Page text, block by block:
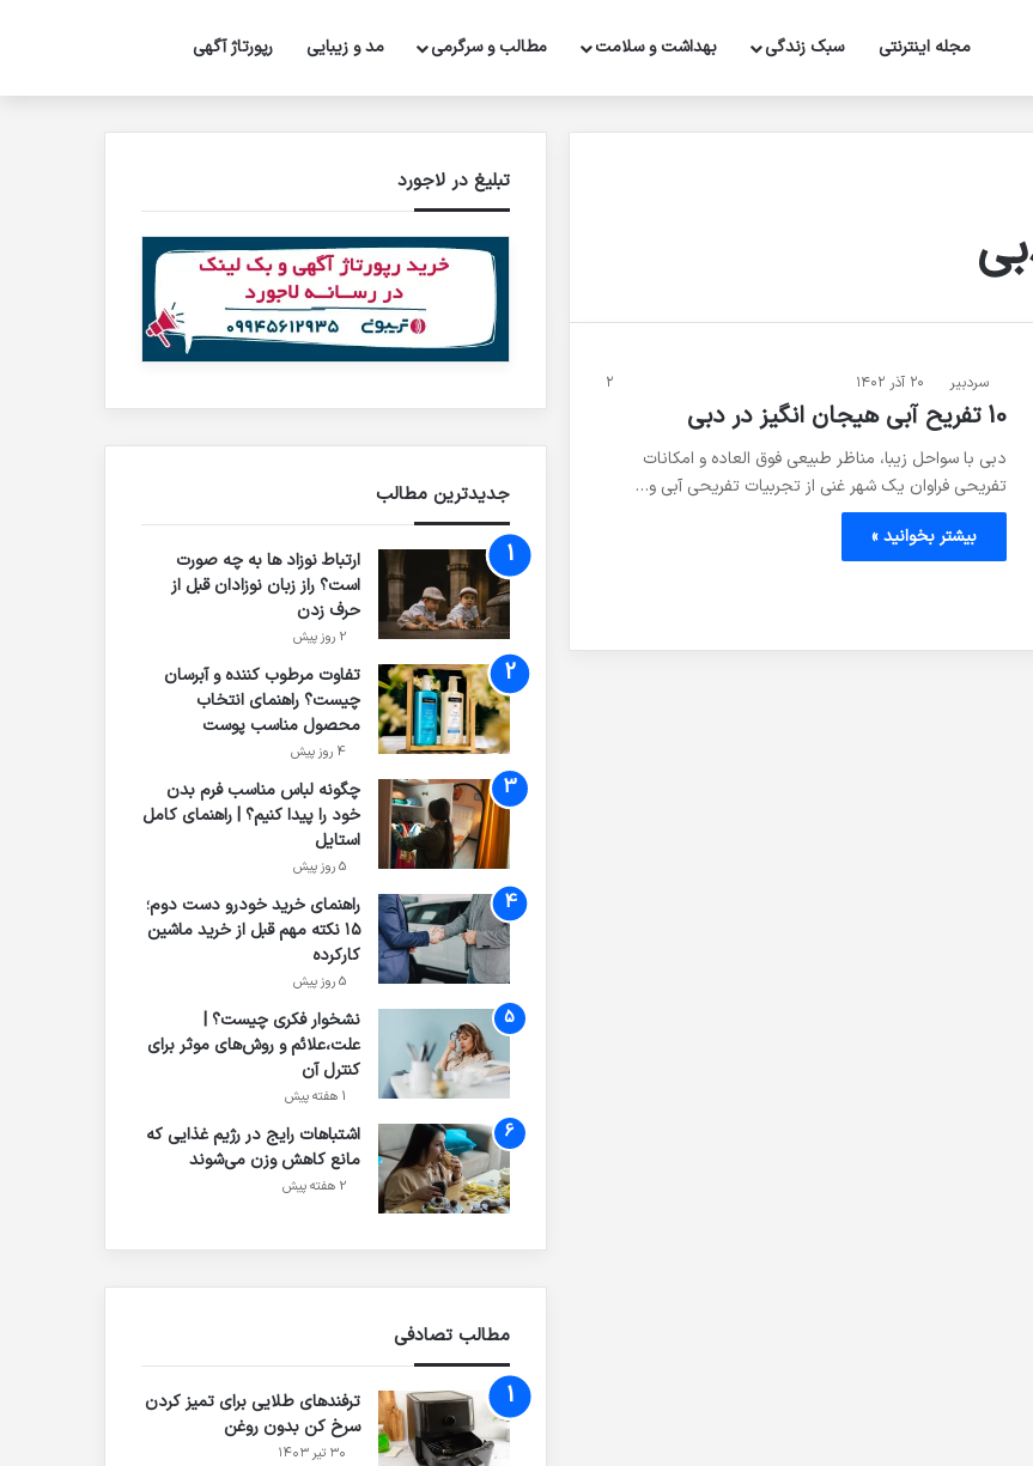
مجله اینترنتی سبک زندگی بهداشت و سلامت مطالب و سرگرمی مد و زیبایی رپورتاژ‌ آگهی
سردبیر ۲۰ آذر ۱۴۰۲ ۲
10 تفریح آبی هیجان انگیز در دبی
دبی با سواحل زیبا، مناظر طبیعی فوق العاده و امکانات
تفریحی فراوان یک شهر غنی از تجربیات تفریحی آبی و…
بیشتر بخوانید »
تبلیغ در لاجورد
جدیدترین مطالب
ارتباط نوزاد ها به چه صورت
است؟ راز زبان نوزادان قبل از
حرف زدن
2 روز پیش
تفاوت مرطوب کننده و آبرسان
چیست؟ راهنمای انتخاب
محصول مناسب پوست
4 روز پیش
چگونه لباس مناسب فرم بدن
خود را پیدا کنیم؟ | راهنمای کامل
استایل
5 روز پیش
راهنمای خرید خودرو دست دوم؛
۱۵ نکته مهم قبل از خرید ماشین
کارکرده
5 روز پیش
نشخوار فکری چیست؟ |
علت،علائم و روش‌های موثر برای
کنترل آن
1 هفته پیش
اشتباهات رایج در رژیم غذایی که
مانع کاهش وزن می‌شوند
2 هفته پیش
مطالب تصادفی
ترفندهای طلایی برای تمیز کردن
سرخ کن بدون روغن
۳۰ تیر ۱۴۰۳